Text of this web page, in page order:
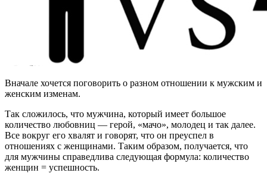
Вначале хочется поговорить о разном отношении к мужским и
женским изменам.
Так сложилось, что мужчина, который имеет большое
количество любовниц — герой, «мачо», молодец и так далее.
Все вокруг его хвалят и говорят, что он преуспел в
отношениях с женщинами. Таким образом, получается, что
для мужчины справедлива следующая формула: количество
женщин = успешность.